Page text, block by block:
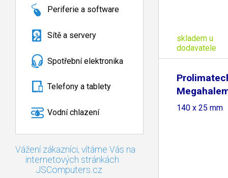
Periferie a software
Sítě a servery
Spotřební elektronika
Telefony a tablety
Vodní chlazení
Vážení zákazníci, vítáme Vás na
internetových stránkách
JSComputers.cz
skladem u
dodavatele
Clips -
140 x 25 mm